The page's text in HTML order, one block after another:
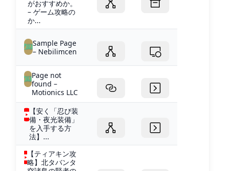
がおすすめか。
– ゲーム攻略の
か...
Sample Page
– Nebilimcen
Page not
found –
Motionics LLC
【安く「忍び装
備・夜光装備」
を入手する方
法】...
【ティアキン攻
略】北タバンタ